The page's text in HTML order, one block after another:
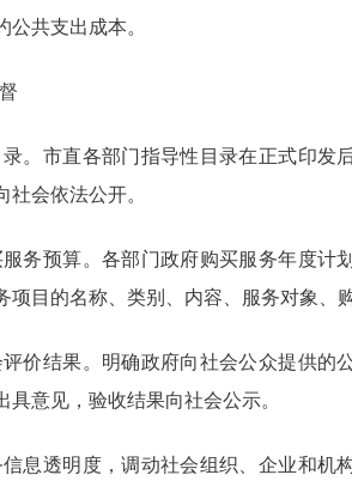
共支出成本。
。市直各部门指导性目录在正式印发
会依法公开。
务预算。各部门政府购买服务年度计
目的名称、类别、内容、服务对象、
价结果。明确政府向社会公众提供的
意见，验收结果向社会公示。
息透明度，调动社会组织、企业和机